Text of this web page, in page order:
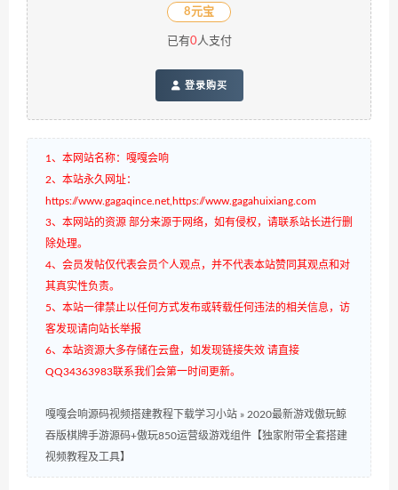
8元宝
已有0人支付
登录购买
1、本网站名称：嘎嘎会响
2、本站永久网址：
https://www.gagaqince.net,https://www.gagahuixiang.com
3、本网站的资源 部分来源于网络，如有侵权，请联系站长进行删
除处理。
4、会员发帖仅代表会员个人观点，并不代表本站赞同其观点和对
其真实性负责。
5、本站一律禁止以任何方式发布或转载任何违法的相关信息，访
客发现请向站长举报
6、本站资源大多存储在云盘，如发现链接失效 请直接
QQ34363983联系我们会第一时间更新。
嘎嘎会响源码视频搭建教程下载学习小站 » 2020最新游戏傲玩鲸
吞版棋牌手游源码+傲玩850运营级游戏组件【独家附带全套搭建
视频教程及工具】